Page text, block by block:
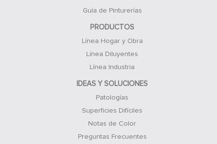
Guía de Pinturerías
PRODUCTOS
Línea Hogar y Obra
Línea Diluyentes
Línea Industria
IDEAS Y SOLUCIONES
Patologías
Superficies Difíciles
Notas de Color
Preguntas Frecuentes